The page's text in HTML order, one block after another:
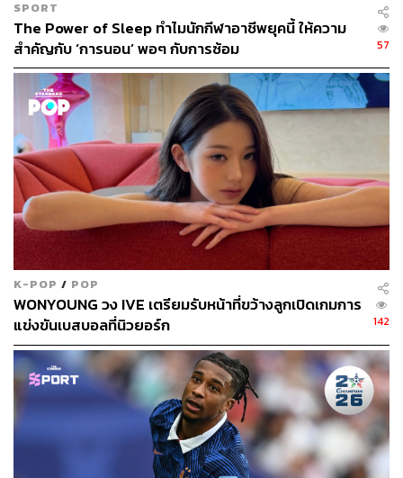
SPORT
The Power of Sleep ทำไมนักกีฬาอาชีพยุคนี้ ให้ความ
สำคัญกับ ‘การนอน’ พอๆ กับการซ้อม
57
K-POP / POP
WONYOUNG วง IVE เตรียมรับหน้าที่ขว้างลูกเปิดเกมการ
แข่งขันเบสบอลที่นิวยอร์ก
142